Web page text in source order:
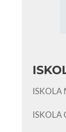
ISKOLA
ISKOLA